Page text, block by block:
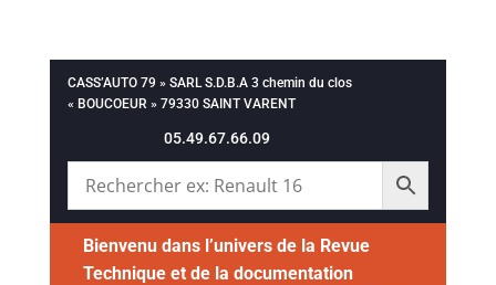
CASS’AUTO 79 » SARL S.D.B.A 3 chemin du clos
« BOUCOEUR » 79330 SAINT VARENT
05.49.67.66.09
Bienvenu dans l’univers de la Revue
Technique et de la documentation